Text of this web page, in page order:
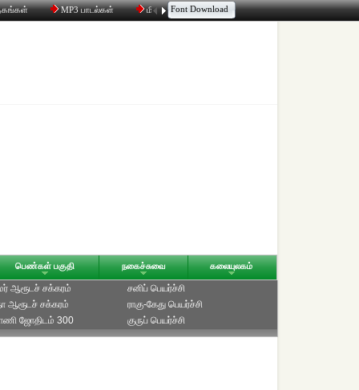
MP3 பாடல்கள் மின்னஞ்சல் திரட்டி உரையாடல்
Font Download
பெண்கள் பகுதி நகைச்சுவை கலையுலகம்
ஆரூடச் சக்கரம்
ஆரூடச் சக்கரம்
ஜோதிடம் 300
சனிப் பெயர்ச்சி
ராகு-கேது பெயர்ச்சி
குருப் பெயர்ச்சி